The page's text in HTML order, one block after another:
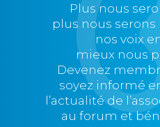
Plus nous
plus nous
nos voix
mieux nous
Devenez
soyez informé
l’actualité de
au forum et